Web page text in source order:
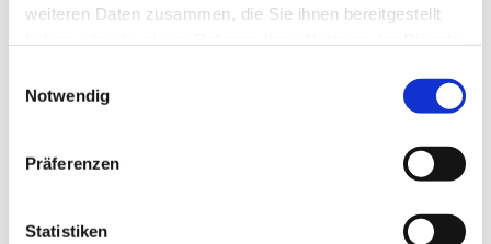
weiteren Daten zusammen, die Sie ihnen bereitgestellt
Notwendig
Präferenzen
Statistiken
Holzbauzaun 2,5 m
Produktdetails